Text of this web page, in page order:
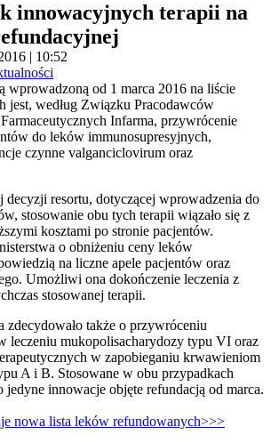
innowacyjnych terapii na
| 10:52
wprowadzoną od 1 marca 2016 na liście
jest, według Związku Pracodawców
Infarma, przywrócenie
do leków immunosupresyjnych,
czynne valganciclovirum oraz
decyzji resortu, dotyczącej wprowadzenia do
stosowanie obu tych terapii wiązało się z
kosztami po stronie pacjentów.
o obniżeniu ceny leków
na liczne apele pacjentów oraz
Umożliwi ona dokończenie leczenia z
stosowanej terapii.
także o przywróceniu
leczeniu mukopolisacharydozy typu VI oraz
w zapobieganiu krwawieniom
A i B. Stosowane w obu przypadkach
jedyne innowacje objęte refundacją od marca.
nowa lista leków refundowanych>>>